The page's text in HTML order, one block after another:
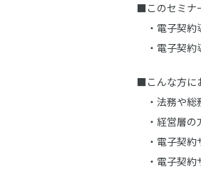
■このセミナ
・電子契約
・電子契約
■こんな方に
・法務や総
・経営層の
・電子契約
・電子契約